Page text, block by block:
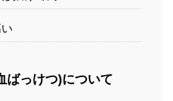
ばっけつ)について